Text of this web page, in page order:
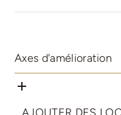
Axes d'amélioration